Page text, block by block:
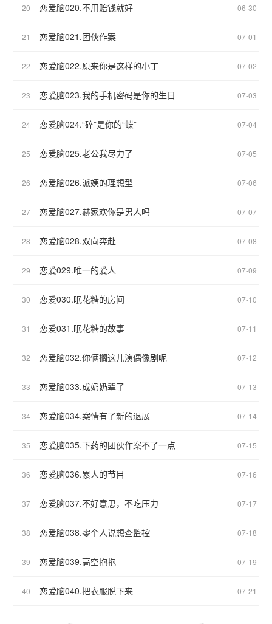
20 恋爱脑020.不用赔钱就好 06-30
21 恋爱脑021.团伙作案 07-01
22 恋爱脑022.原来你是这样的小丁 07-02
23 恋爱脑023.我的手机密码是你的生日 07-03
24 恋爱脑024.“碎”是你的“蝶” 07-04
25 恋爱脑025.老公我尽力了 07-05
26 恋爱脑026.派姨的理想型 07-06
27 恋爱脑027.赫家欢你是男人吗 07-07
28 恋爱脑028.双向奔赴 07-08
29 恋爱029.唯一的爱人 07-09
30 恋爱030.眠花糖的房间 07-10
31 恋爱031.眠花糖的故事 07-11
32 恋爱脑032.你俩搁这儿演偶像剧呢 07-12
33 恋爱脑033.成奶奶辈了 07-13
34 恋爱脑034.案情有了新的退展 07-14
35 恋爱脑035.下药的团伙作案不了一点 07-15
36 恋爱脑036.累人的节目 07-16
37 恋爱脑037.不好意思，不吃压力 07-17
38 恋爱脑038.零个人说想查监控 07-18
39 恋爱脑039.高空抱抱 07-19
40 恋爱脑040.把衣服脱下来 07-21